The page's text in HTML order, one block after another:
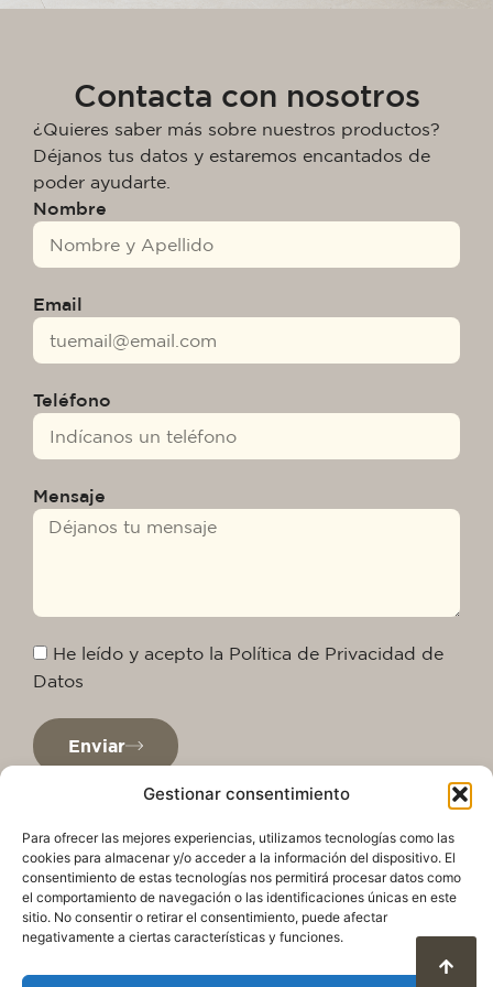
Gestionar consentimiento
Para ofrecer las mejores experiencias, utilizamos tecnologías como las
cookies para almacenar y/o acceder a la información del dispositivo. El
consentimiento de estas tecnologías nos permitirá procesar datos como
el comportamiento de navegación o las identificaciones únicas en este
sitio. No consentir o retirar el consentimiento, puede afectar
negativamente a ciertas características y funciones.
Contacta con nosotros
¿Quieres saber más sobre nuestros productos?
Déjanos tus datos y estaremos encantados de
poder ayudarte.
Nombre
Email
Teléfono
Mensaje
He leído y acepto la Política de Privacidad de
Datos
Enviar